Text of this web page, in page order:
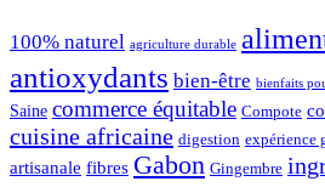
100% naturel agriculture durable
antioxydants bien-être bienfaits
Saine commerce équitable Compote
cuisine africaine digestion expérience
artisanale fibres Gabon Gingembre